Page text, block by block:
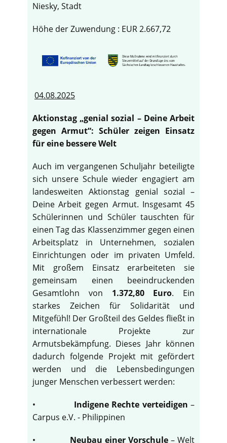
Niesky, Stadt
Höhe der Zuwendung : EUR 2.667,72
04.08.2025
Aktionstag „genial sozial – Deine Arbeit
gegen Armut“: Schüler zeigen Einsatz
für eine bessere Welt
Auch im vergangenen Schuljahr beteiligte
sich unsere Schule wieder engagiert am
landesweiten Aktionstag genial sozial –
Deine Arbeit gegen Armut. Insgesamt 45
Schülerinnen und Schüler tauschten für
einen Tag das Klassenzimmer gegen einen
Arbeitsplatz in Unternehmen, sozialen
Einrichtungen oder im privaten Umfeld.
Mit großem Einsatz erarbeiteten sie
gemeinsam einen beeindruckenden
Gesamtlohn von 1.372,80 Euro. Ein
starkes Zeichen für Solidarität und
Mitgefühl! Der Großteil des Geldes fließt in
internationale Projekte zur
Armutsbekämpfung. Dieses Jahr können
dadurch folgende Projekt mit gefördert
werden und die Lebensbedingungen
junger Menschen verbessert werden:
• Indigene Rechte verteidigen –
Carpus e.V. - Philippinen
• Neubau einer Vorschule – Welt